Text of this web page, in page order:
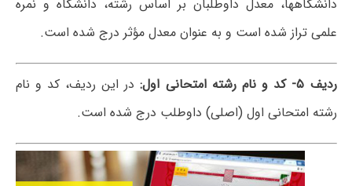
دانشگاه‎ها، معدل داوطلبان بر اساس رشته، دانشگاه و نمره
علمی تراز شده است و به عنوان معدل مؤثر درج شده است.
ردیف ۵- کد و نام رشته امتحانی اول: در این ردیف، کد و نام
رشته امتحانی اول (اصلی) داوطلب درج شده است.